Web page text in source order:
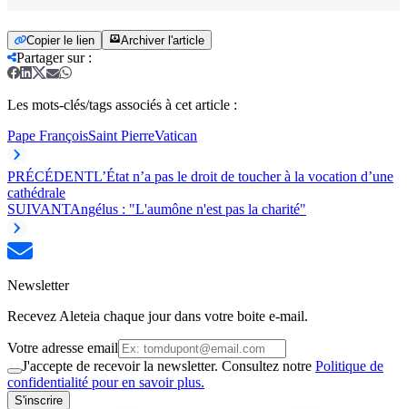
Copier le lien Archiver l'article
Partager sur:
Les mots-clés/tags associés à cet article :
Pape FrançoisSaint PierreVatican
PRÉCÉDENTL’État n’a pas le droit de toucher à la vocation d’une
cathédrale
SUIVANTAngélus : "L'aumône n'est pas la charité"
Newsletter
Recevez Aleteia chaque jour dans votre boite e-mail.
Votre adresse email
J'accepte de recevoir la newsletter. Consultez notre Politique de
confidentialité pour en savoir plus.
S'inscrire